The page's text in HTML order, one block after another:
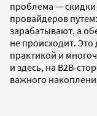
проблема —
провайдеров
зарабатывают, а
не происходит.
практикой и
и здесь, на B2B-
важного